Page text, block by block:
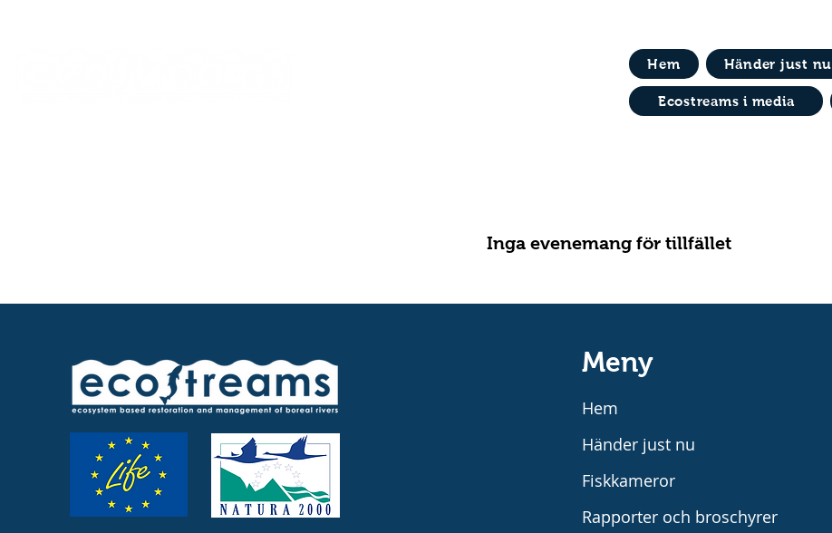
Hem Händer just nu
Ecostreams i media
Inga evenemang för tillfället
Meny
Hem
Händer just nu
Fiskkameror
Rapporter och broschyrer